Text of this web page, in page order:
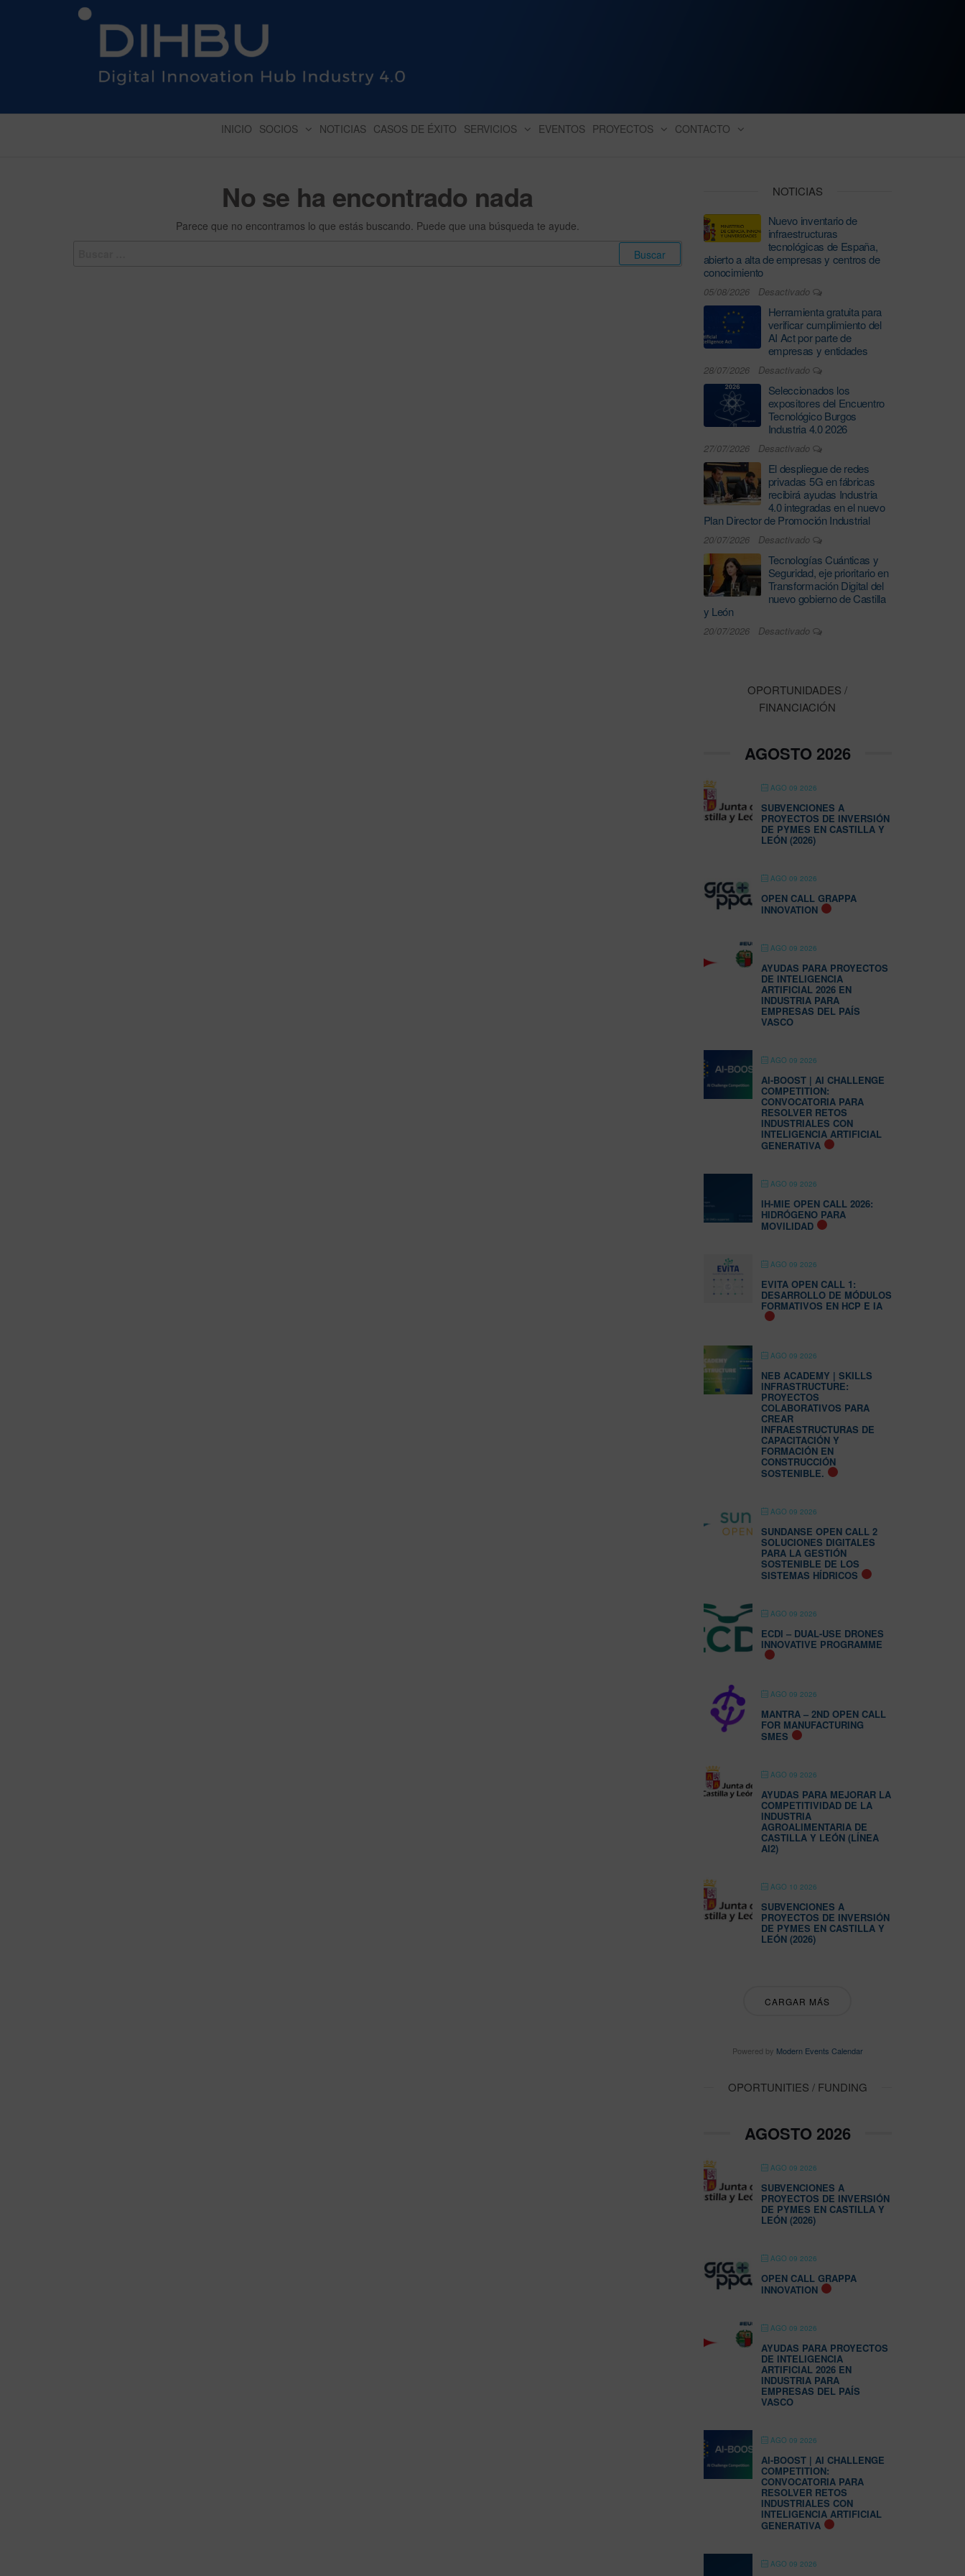
DIGITAL INNOVATION HUB INDUSTRY 4.0
INICIO SOCIOS NOTICIAS CASOS DE ÉXITO SERVICIOS EVENTOS PROYECTOS CONTACTO
No se ha encontrado nada
Parece que no encontramos lo que estás buscando. Puede que una búsqueda te ayude.
NOTICIAS
Nuevo inventario de
infraestructuras
tecnológicas de España,
abierto a alta de empresas y centros de
conocimiento
05/08/2026 Desactivado
Herramienta gratuita para
verificar cumplimiento del
AI Act por parte de
empresas y entidades
28/07/2026 Desactivado
Seleccionados los
expositores del Encuentro
Tecnológico Burgos
Industria 4.0 2026
27/07/2026 Desactivado
El despliegue de redes
privadas 5G en fábricas
recibirá ayudas Industria
4.0 integradas en el nuevo
Plan Director de Promoción Industrial
20/07/2026 Desactivado
Tecnologías Cuánticas y
Seguridad, eje prioritario en
Transformación Digital del
nuevo gobierno de Castilla
y León
20/07/2026 Desactivado
OPORTUNIDADES /
FINANCIACIÓN
AGOSTO 2026
AGO 09 2026
SUBVENCIONES A
PROYECTOS DE INVERSIÓN
DE PYMES EN CASTILLA Y
LEÓN (2026)
AGO 09 2026
OPEN CALL GRAPPA
INNOVATION
AGO 09 2026
AYUDAS PARA PROYECTOS
DE INTELIGENCIA
ARTIFICIAL 2026 EN
INDUSTRIA PARA
EMPRESAS DEL PAÍS
VASCO
AGO 09 2026
AI-BOOST | AI CHALLENGE
COMPETITION:
CONVOCATORIA PARA
RESOLVER RETOS
INDUSTRIALES CON
INTELIGENCIA ARTIFICIAL
GENERATIVA
AGO 09 2026
IH-MIE OPEN CALL 2026:
HIDRÓGENO PARA
MOVILIDAD
AGO 09 2026
EVITA OPEN CALL 1:
DESARROLLO DE MÓDULOS
FORMATIVOS EN HCP E IA
AGO 09 2026
NEB ACADEMY | SKILLS
INFRASTRUCTURE:
PROYECTOS
COLABORATIVOS PARA
CREAR
INFRAESTRUCTURAS DE
CAPACITACIÓN Y
FORMACIÓN EN
CONSTRUCCIÓN
SOSTENIBLE.
AGO 09 2026
SUNDANSE OPEN CALL 2
SOLUCIONES DIGITALES
PARA LA GESTIÓN
SOSTENIBLE DE LOS
SISTEMAS HÍDRICOS
AGO 09 2026
ECDI – DUAL-USE DRONES
INNOVATIVE PROGRAMME
AGO 09 2026
MANTRA – 2ND OPEN CALL
FOR MANUFACTURING
SMES
AGO 09 2026
AYUDAS PARA MEJORAR LA
COMPETITIVIDAD DE LA
INDUSTRIA
AGROALIMENTARIA DE
CASTILLA Y LEÓN (LÍNEA
AI2)
AGO 10 2026
SUBVENCIONES A
PROYECTOS DE INVERSIÓN
DE PYMES EN CASTILLA Y
LEÓN (2026)
CARGAR MÁS
Powered by Modern Events Calendar
OPORTUNITIES / FUNDING
AGOSTO 2026
AGO 09 2026
SUBVENCIONES A
PROYECTOS DE INVERSIÓN
DE PYMES EN CASTILLA Y
LEÓN (2026)
AGO 09 2026
OPEN CALL GRAPPA
INNOVATION
AGO 09 2026
AYUDAS PARA PROYECTOS
DE INTELIGENCIA
ARTIFICIAL 2026 EN
INDUSTRIA PARA
EMPRESAS DEL PAÍS
VASCO
AGO 09 2026
AI-BOOST | AI CHALLENGE
COMPETITION:
CONVOCATORIA PARA
RESOLVER RETOS
INDUSTRIALES CON
INTELIGENCIA ARTIFICIAL
GENERATIVA
AGO 09 2026